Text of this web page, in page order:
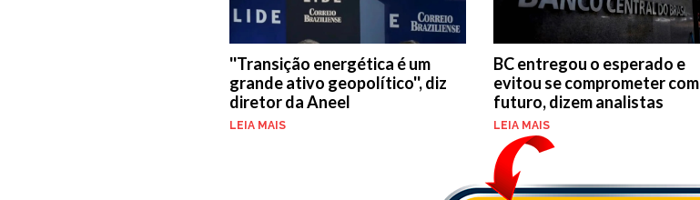
''Transição energética é um
grande ativo geopolítico'', diz
diretor da Aneel
LEIA MAIS
BC entregou o esperado e
evitou se comprometer com
futuro, dizem analistas
LEIA MAIS